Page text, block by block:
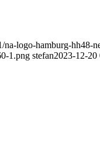
na-logo-hamburg-hh48-
1.png stefan2023-12-20